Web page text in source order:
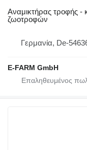
Αναμικτήρας τροφής -
ζωοτροφών
Γερμανία, De-
E-FARM GmbH